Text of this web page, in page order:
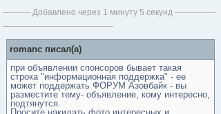
---------- Добавлено через 1 минуту 5 секунд ---------------
----------------------------------------
romanc писал(а)
при объявлении спонсоров бывает такая
строка "информационная поддержка" - ее
может поддержать ФОРУМ Азовбайк - вы
разместите тему- объявление, кому интересно,
подтянутся.